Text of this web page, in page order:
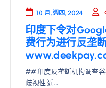
10 月, 週四, 2024
印度下令对
费行为进行反垄
## 印度反垄断机构调查
歧视性 近…